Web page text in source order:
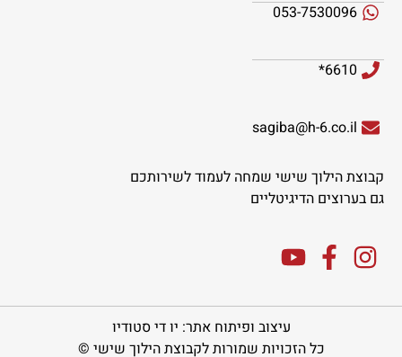
053-7530096
6610*
sagiba@h-6.co.il
קבוצת הילוך שישי שמחה לעמוד לשירותכם
גם בערוצים הדיגיטליים
עיצוב ופיתוח אתר: יו די סטודיו
כל הזכויות שמורות לקבוצת הילוך שישי ©